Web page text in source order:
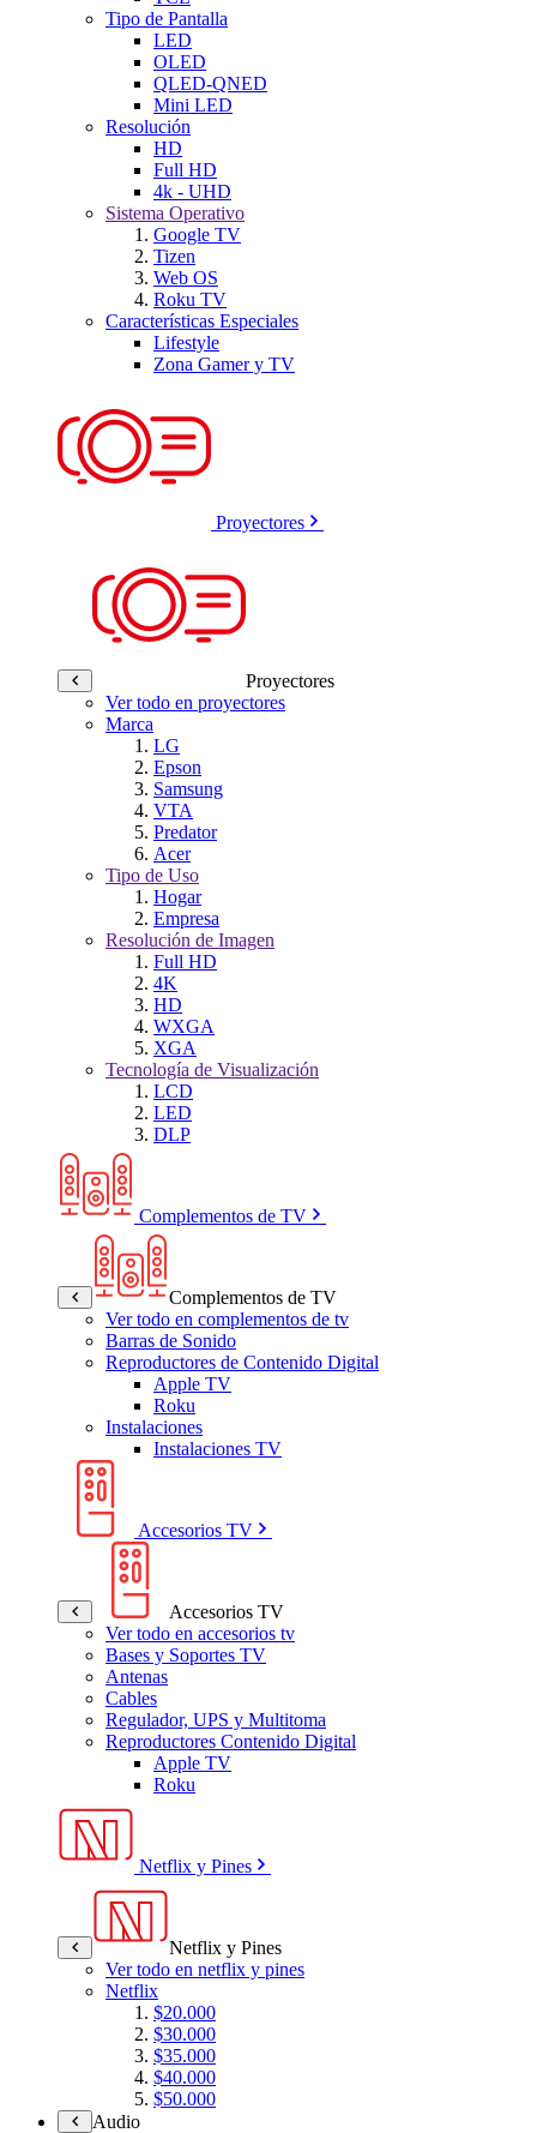
Tipo de Pantalla
LED
OLED
QLED-QNED
Mini LED
Resolución
HD
Full HD
4k - UHD
Sistema Operativo
Google TV
Tizen
Web OS
Roku TV
Características Especiales
Lifestyle
Zona Gamer y TV
Proyectores
Proyectores
Ver todo en proyectores
Marca
LG
Epson
Samsung
VTA
Predator
Acer
Tipo de Uso
Hogar
Empresa
Resolución de Imagen
Full HD
4K
HD
WXGA
XGA
Tecnología de Visualización
LCD
LED
DLP
Complementos de TV
Complementos de TV
Ver todo en complementos de tv
Barras de Sonido
Reproductores de Contenido Digital
Apple TV
Roku
Instalaciones
Instalaciones TV
Accesorios TV
Accesorios TV
Ver todo en accesorios tv
Bases y Soportes TV
Antenas
Cables
Regulador, UPS y Multitoma
Reproductores Contenido Digital
Apple TV
Roku
Netflix y Pines
Netflix y Pines
Ver todo en netflix y pines
Netflix
$20.000
$30.000
$35.000
$40.000
$50.000
Audio